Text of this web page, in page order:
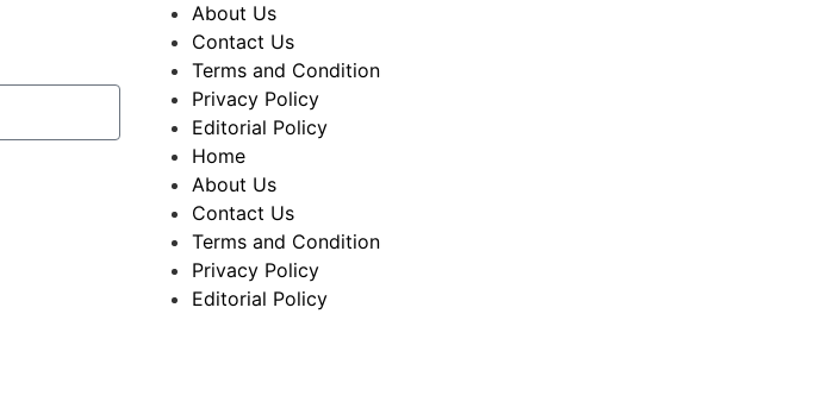
About Us
Contact Us
Terms and Condition
Privacy Policy
Editorial Policy
Home
About Us
Contact Us
Terms and Condition
Privacy Policy
Editorial Policy